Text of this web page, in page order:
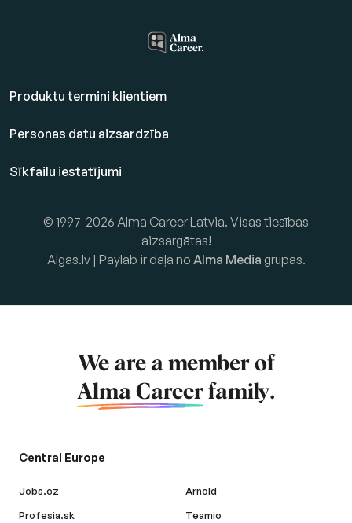
Produktu termini klientiem
Personas datu aizsardzība
Sīkfailu iestatījumi
© 1997-2026 Alma Career Latvia. Visas tiesības
aizsargātas!
Algas.lv | Paylab ir daļa no Alma Media grupas.
We are a member of
Alma Career family.
Central Europe
Jobs.cz
Profesia.sk
Arnold
Teamio